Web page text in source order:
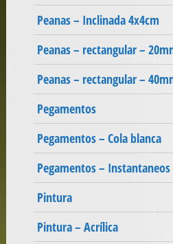
Peanas – Inclinada 4x4cm
Peanas – rectangular –
Peanas – rectangular –
Pegamentos
Pegamentos – Cola blanca
Pegamentos –
Pintura
Pintura – Acrílica